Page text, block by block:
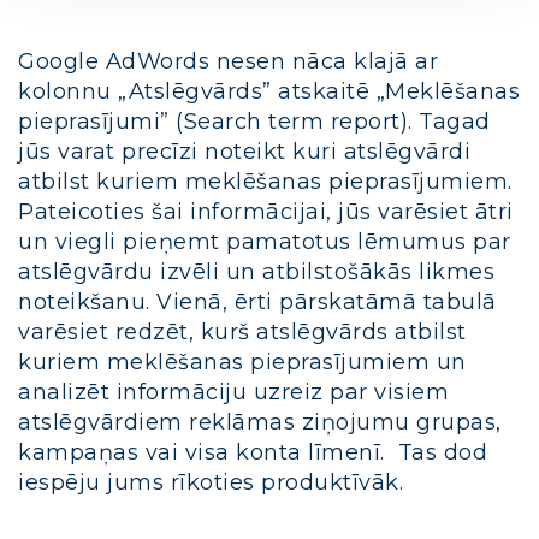
Google AdWords nesen nāca klajā ar
kolonnu „Atslēgvārds” atskaitē „Meklēšanas
pieprasījumi” (Search term report). Tagad
jūs varat precīzi noteikt kuri atslēgvārdi
atbilst kuriem meklēšanas pieprasījumiem.
Pateicoties šai informācijai, jūs varēsiet ātri
un viegli pieņemt pamatotus lēmumus par
atslēgvārdu izvēli un atbilstošākās likmes
noteikšanu. Vienā, ērti pārskatāmā tabulā
varēsiet redzēt, kurš atslēgvārds atbilst
kuriem meklēšanas pieprasījumiem un
analizēt informāciju uzreiz par visiem
atslēgvārdiem reklāmas ziņojumu grupas,
kampaņas vai visa konta līmenī. Tas dod
iespēju jums rīkoties produktīvāk.